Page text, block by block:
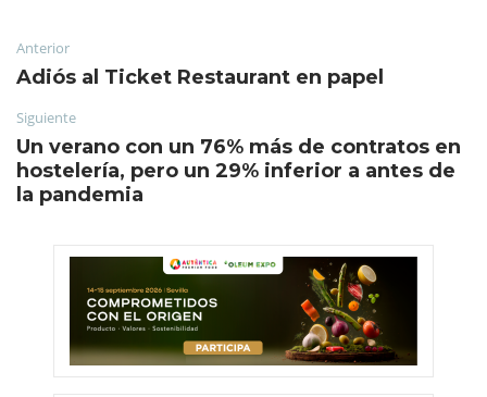
Anterior
Adiós al Ticket Restaurant en papel
Siguiente
Un verano con un 76% más de contratos en
hostelería, pero un 29% inferior a antes de
la pandemia